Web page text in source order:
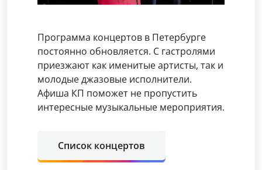
Программа концертов в Петербурге
постоянно обновляется. С гастролями
приезжают как именитые артисты, так и
молодые джазовые исполнители.
Афиша КП поможет не пропустить
интересные музыкальные мероприятия.
Список концертов